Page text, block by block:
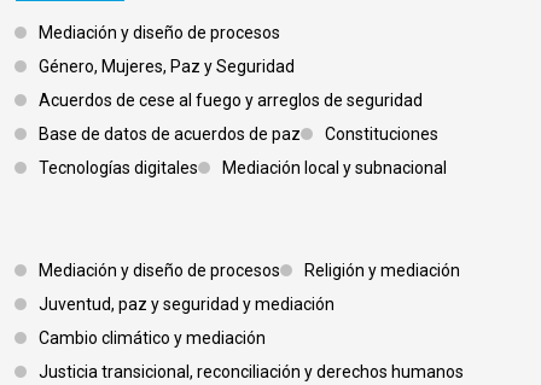
Mediación y diseño de procesos
Género, Mujeres, Paz y Seguridad
Acuerdos de cese al fuego y arreglos de seguridad
Base de datos de acuerdos de paz
Constituciones
Tecnologías digitales
Mediación local y subnacional
Footer 3
Mediación y diseño de procesos
Religión y mediación
Juventud, paz y seguridad y mediación
Cambio climático y mediación
Justicia transicional, reconciliación y derechos humanos